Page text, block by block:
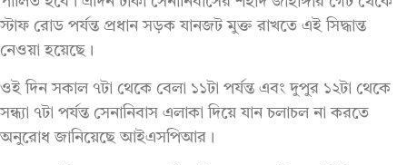
স্টাফ রোড পর্যন্ত প্রধান সড়ক যানজট মুক্ত রাখতে এই সিদ্ধান্ত
নেওয়া হয়েছে।
ওই দিন সকাল ৭টা থেকে বেলা ১১টা পর্যন্ত এবং দুপুর ১২টা থেকে
সন্ধ্যা ৭টা পর্যন্ত সেনানিবাস এলাকা দিয়ে যান চলাচল না করতে
অনুরোধ জানিয়েছে আইএসপিআর।